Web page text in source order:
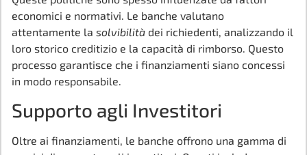
economici e normativi. Le banche valutano
attentamente la solvibilità dei richiedenti, analizzando il
loro storico creditizio e la capacità di rimborso. Questo
processo garantisce che i finanziamenti siano concessi
in modo responsabile.
Supporto agli Investitori
Oltre ai finanziamenti, le banche offrono una gamma di